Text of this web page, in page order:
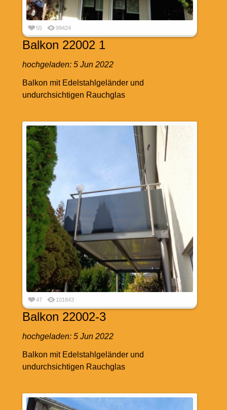
55 99424
Balkon 22002 1
hochgeladen: 5 Jun 2022
Balkon mit Edelstahlgeländer und
undurchsichtigen Rauchglas
47 101843
Balkon 22002-3
hochgeladen: 5 Jun 2022
Balkon mit Edelstahlgeländer und
undurchsichtigen Rauchglas